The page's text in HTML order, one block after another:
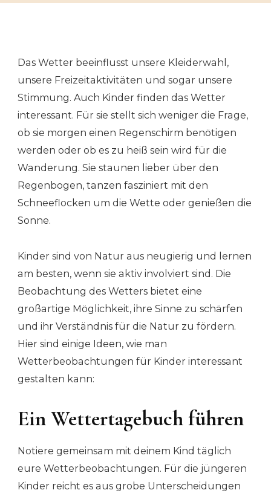
Das Wetter beeinflusst unsere Kleiderwahl,
unsere Freizeitaktivitäten und sogar unsere
Stimmung. Auch Kinder finden das Wetter
interessant. Für sie stellt sich weniger die Frage,
ob sie morgen einen Regenschirm benötigen
werden oder ob es zu heiß sein wird für die
Wanderung. Sie staunen lieber über den
Regenbogen, tanzen fasziniert mit den
Schneeflocken um die Wette oder genießen die
Sonne.
Kinder sind von Natur aus neugierig und lernen
am besten, wenn sie aktiv involviert sind. Die
Beobachtung des Wetters bietet eine
großartige Möglichkeit, ihre Sinne zu schärfen
und ihr Verständnis für die Natur zu fördern.
Hier sind einige Ideen, wie man
Wetterbeobachtungen für Kinder interessant
gestalten kann:
Ein Wettertagebuch führen
Notiere gemeinsam mit deinem Kind täglich
eure Wetterbeobachtungen. Für die jüngeren
Kinder reicht es aus grobe Unterscheidungen